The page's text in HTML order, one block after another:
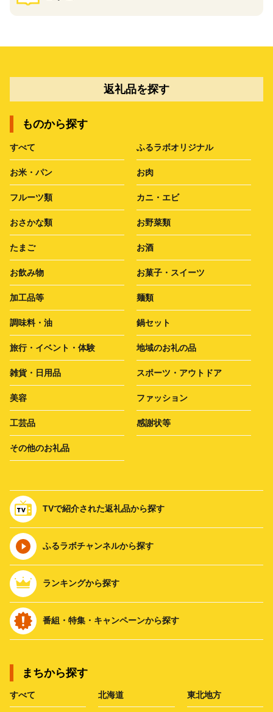
返礼品を探す
ものから探す
すべて ふるラボオリジナル
お米・パン お肉
フルーツ類 カニ・エビ
おさかな類 お野菜類
たまご お酒
お飲み物 お菓子・スイーツ
加工品等 麺類
調味料・油 鍋セット
旅行・イベント・体験 地域のお礼の品
雑貨・日用品 スポーツ・アウトドア
美容 ファッション
工芸品 感謝状等
その他のお礼品
TVで紹介された返礼品から探す
ふるラボチャンネルから探す
ランキングから探す
番組・特集・キャンペーンから探す
まちから探す
すべて 北海道 東北地方